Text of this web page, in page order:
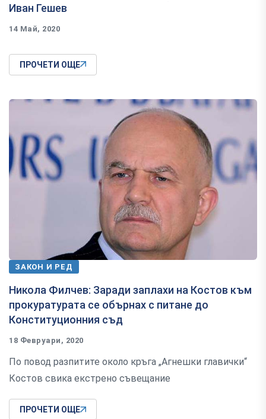
Иван Гешев
14 Май, 2020
ПРОЧЕТИ ОЩЕ
ЗАКОН И РЕД
Никола Филчев: Заради заплахи на Костов към
прокуратурата се обърнах с питане до
Конституционния съд
18 Февруари, 2020
По повод разпитите около кръга „Агнешки главички“
Костов свика екстрено съвещание
ПРОЧЕТИ ОЩЕ